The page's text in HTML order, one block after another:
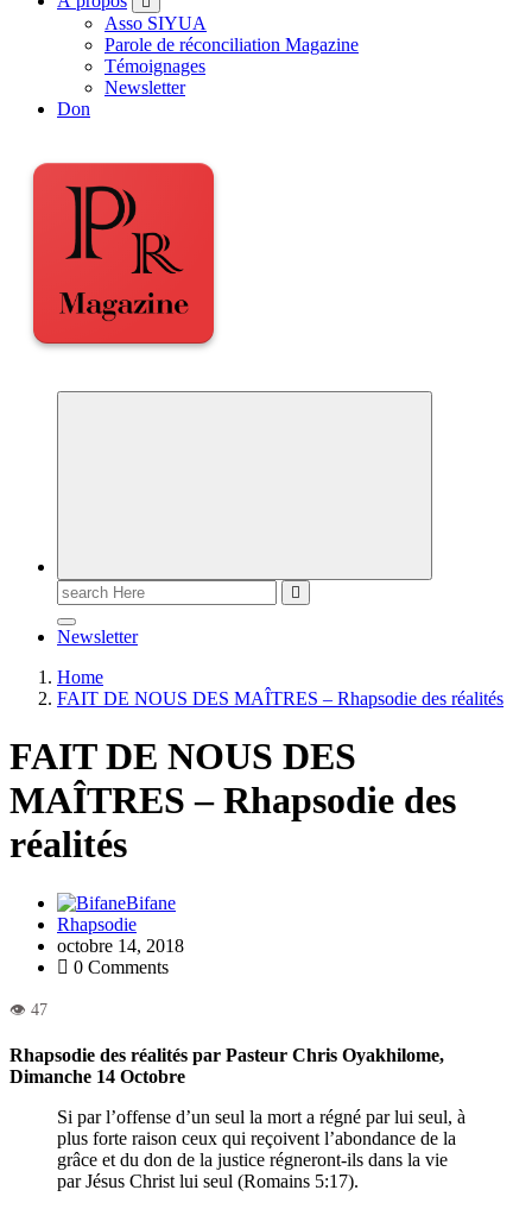
Asso SIYUA
Parole de réconciliation Magazine
Témoignages
Newsletter
Don
Newsletter
Home
FAIT DE NOUS DES MAÎTRES – Rhapsodie des réalités
FAIT DE NOUS DES
MAÎTRES – Rhapsodie des
réalités
Bifane
Rhapsodie
octobre 14, 2018
0 Comments
Rhapsodie des réalités par Pasteur Chris Oyakhilome,
Dimanche 14 Octobre
Si par l’offense d’un seul la mort a régné par lui seul, à
plus forte raison ceux qui reçoivent l’abondance de la
grâce et du don de la justice régneront-ils dans la vie
par Jésus Christ lui seul (Romains 5:17).